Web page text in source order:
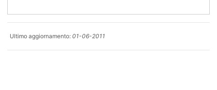
Ultimo aggiornamento: 01-06-2011